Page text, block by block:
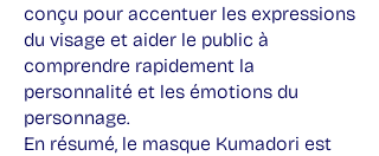
conçu pour accentuer les expressions
du visage et aider le public à
comprendre rapidement la
personnalité et les émotions du
personnage.
En résumé, le masque Kumadori est